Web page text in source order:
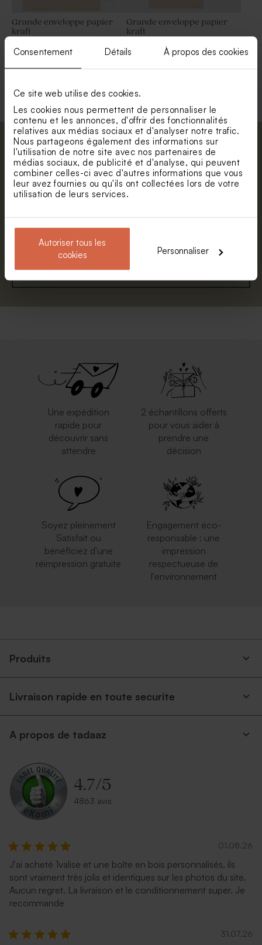
Consentement Détails À propos des cookies
Ce site web utilise des cookies.
Les cookies nous permettent de personnaliser le
contenu et les annonces, d'offrir des fonctionnalités
relatives aux médias sociaux et d'analyser notre trafic.
Nous partageons également des informations sur
l'utilisation de notre site avec nos partenaires de
médias sociaux, de publicité et d'analyse, qui peuvent
combiner celles-ci avec d'autres informations que vous
leur avez fournies ou qu'ils ont collectées lors de votre
utilisation de leurs services.
Autoriser tous les
cookies
Personnaliser
Grande enveloppe papier
kraft
Grande enveloppe papier
kraft
Abonnez-vous à la newsletter et restez
informé. Petite surprise : bénéficiez de 5%
de réduction.
Prénom
E-mail
S'abonner
Une expédition
rapide pour
découvrir sans
attendre
2 échantillons offerts
pour vous aider à
prendre une
décision
Soyez pleinement
Satisfait ou
bénéficiez d'une
réimpression gratuite
Engagement éco-
responsable : une
impression
respectueuse de
l'environnement
Produits
Livraison rapide en toute securite
A propos de tadaaz
4.7/5
4863 avis
01.08.26
J'ai acheté 1valise et une boîte en bois personnalisés, ils
sont vraiment très jolis et identiques sur les photos du site.
Aucun regret. La livraison et le conditionnement super. Je
recommande
31.07.26